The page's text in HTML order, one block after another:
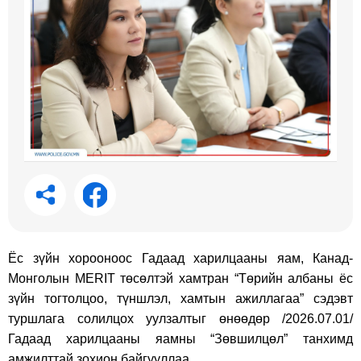
Ёс зүйн хорооноос Гадаад харилцааны яам, Канад-
Монголын MERIT төсөлтэй хамтран “Төрийн албаны ёс
зүйн тогтолцоо, түншлэл, хамтын ажиллагаа” сэдэвт
туршлага солилцох уулзалтыг өнөөдөр /2026.07.01/
Гадаад харилцааны яамны “Зөвшилцөл” танхимд